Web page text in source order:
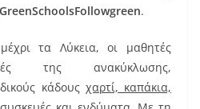
GreenSchoolsFollowgreen.
τα Λύκεια, οι μαθητές
της ανακύκλωσης,
κάδους χαρτί, καπάκια,